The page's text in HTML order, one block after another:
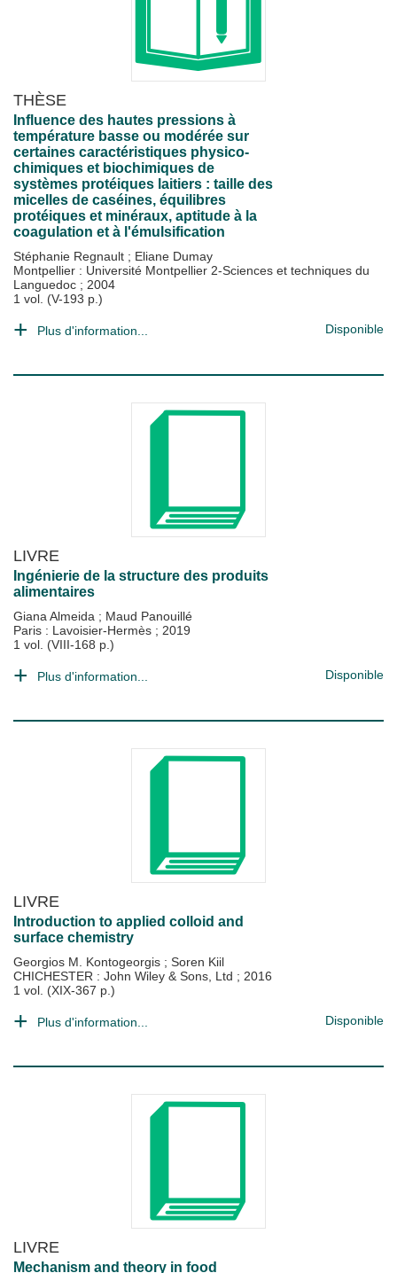
THÈSE
Influence des hautes pressions à
température basse ou modérée sur
certaines caractéristiques physico-
chimiques et biochimiques de
systèmes protéiques laitiers : taille des
micelles de caséines, équilibres
protéiques et minéraux, aptitude à la
coagulation et à l'émulsification
Stéphanie Regnault ; Eliane Dumay
Montpellier : Université Montpellier 2-Sciences et techniques du
Languedoc ; 2004
1 vol. (V-193 p.)
Plus d'information... Disponible
LIVRE
Ingénierie de la structure des produits
alimentaires
Giana Almeida ; Maud Panouillé
Paris : Lavoisier-Hermès ; 2019
1 vol. (VIII-168 p.)
Plus d'information... Disponible
LIVRE
Introduction to applied colloid and
surface chemistry
Georgios M. Kontogeorgis ; Soren Kiil
CHICHESTER : John Wiley & Sons, Ltd ; 2016
1 vol. (XIX-367 p.)
Plus d'information... Disponible
LIVRE
Mechanism and theory in food